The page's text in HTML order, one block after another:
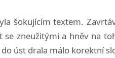
šokujícím textem.
zneužitými a hněv na
úst drala málo korektní